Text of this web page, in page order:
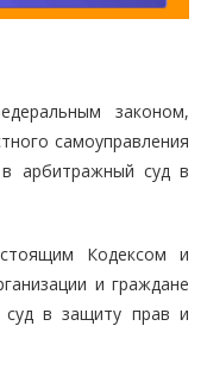
законом,
самоуправления
арбитражный суд в
Кодексом и
и граждане
суд в защиту прав и